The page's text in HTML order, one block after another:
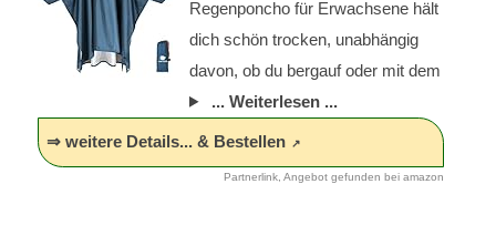
Regenponcho für Erwachsene hält
dich schön trocken, unabhängig
davon, ob du bergauf oder mit dem
... Weiterlesen ...
⇒ weitere Details... & Bestellen
Partnerlink, Angebot gefunden bei amazon